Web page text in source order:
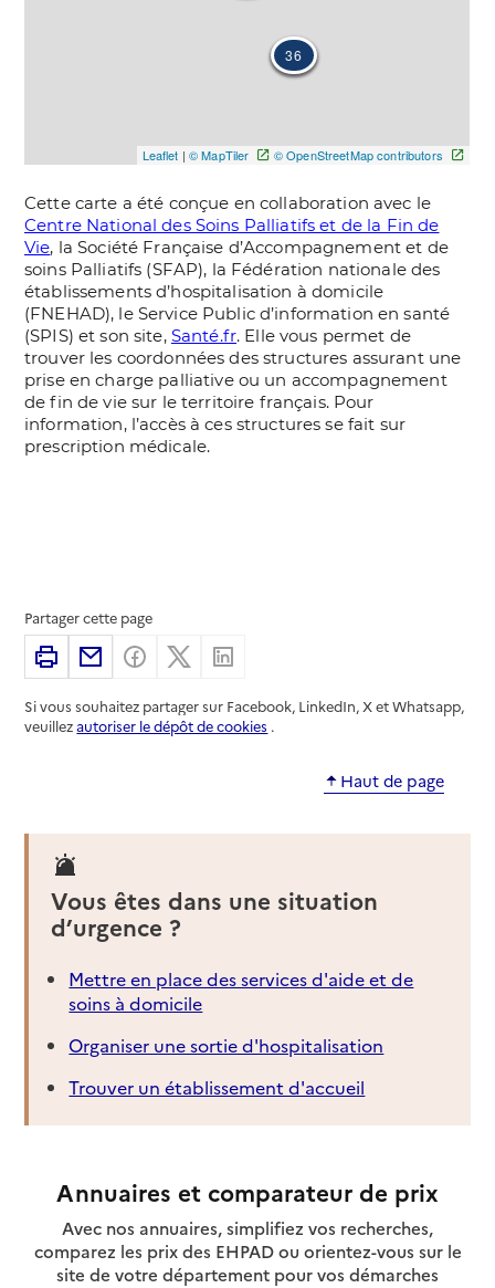
Partager cette page
ImprimerPartager par email
Partager sur Facebook
Partager sur X
Si vous souhaitez partager sur Facebook, LinkedIn, X et Whatsapp,
veuillezautoriser le dépôt de cookies .
Haut de page
Vous êtes dans une situation
d’urgence ?
Mettre en place des services d'aide et de
soins à domicile
Organiser une sortie d'hospitalisation
Trouver un établissement d'accueil
Annuaires et comparateur de prix
Avec nos annuaires, simplifiez vos recherches,
comparez les prix des EHPAD ou orientez-vous sur le
site de votre département pour vos démarches